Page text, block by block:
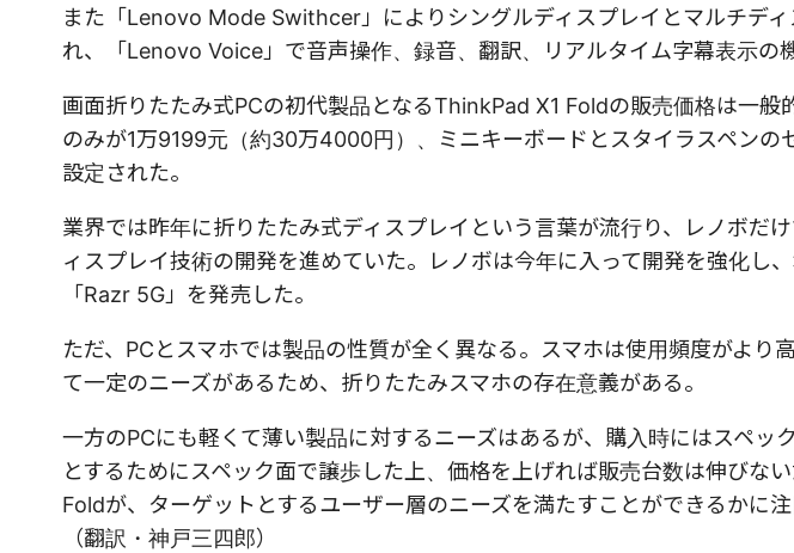
また「Lenovo Mode Swithcer」によりシングルディスプレイとマルチデ
れ、「Lenovo Voice」で音声操作、録音、翻訳、リアルタイム字幕表示の
画面折りたたみ式PCの初代製品となるThinkPad X1 Foldの販売価格は一
のみが1万9199元（約30万4000円）、ミニキーボードとスタイラスペン
設定された。
業界では昨年に折りたたみ式ディスプレイという言葉が流行り、レノボだ
ィスプレイ技術の開発を進めていた。レノボは今年に入って開発を強化し
「Razr 5G」を発売した。
ただ、PCとスマホでは製品の性質が全く異なる。スマホは使用頻度がより
て一定のニーズがあるため、折りたたみスマホの存在意義がある。
一方のPCにも軽くて薄い製品に対するニーズはあるが、購入時にはスペッ
とするためにスペック面で譲歩した上、価格を上げれば販売台数は伸びな
Foldが、ターゲットとするユーザー層のニーズを満たすことができるかに注
（翻訳・神戸三四郎）